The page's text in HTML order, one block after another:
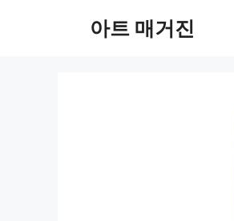
아트 매거진